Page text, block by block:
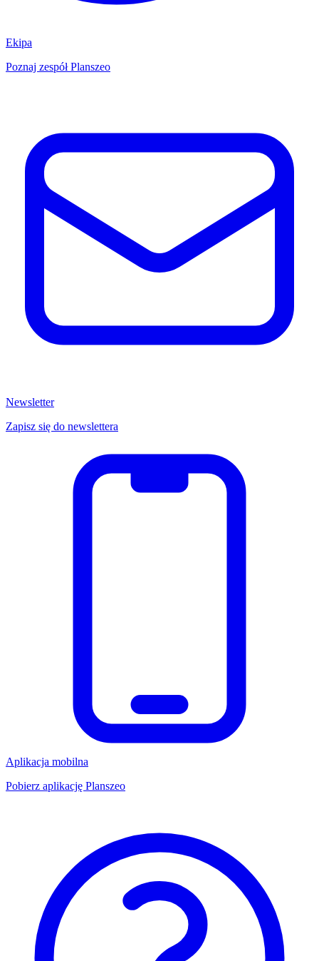
Ekipa
Poznaj zespół Planszeo
Newsletter
Zapisz się do newslettera
Aplikacja mobilna
Pobierz aplikację Planszeo